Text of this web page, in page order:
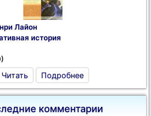
Лайон
история
Читать Подробнее
комментарии